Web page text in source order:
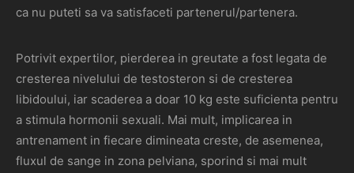
ca nu puteti sa va satisfaceti partenerul/partenera.
Potrivit expertilor, pierderea in greutate a fost legata de
cresterea nivelului de testosteron si de cresterea
libidoului, iar scaderea a doar 10 kg este suficienta pentru
a stimula hormonii sexuali. Mai mult, implicarea in
antrenament in fiecare dimineata creste, de asemenea,
fluxul de sange in zona pelviana, sporind si mai mult